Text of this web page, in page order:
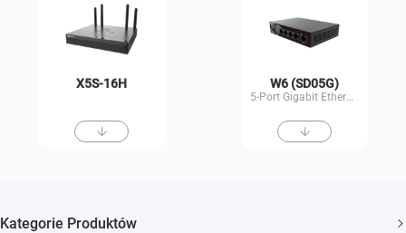
X5S-16H W6 (SD05G)
5-Port Gigabit Ethernet Switch
Kategorie Produktów